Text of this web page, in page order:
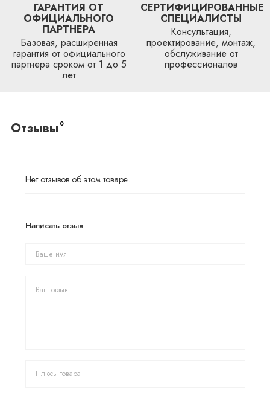
ГАРАНТИЯ ОТ
ОФИЦИАЛЬНОГО
ПАРТНЕРА
Базовая, расширенная
гарантия от официального
партнера сроком от 1 до 5
лет
СЕРТИФИЦИРОВАННЫЕ
СПЕЦИАЛИСТЫ
Консультация,
проектирование, монтаж,
обслуживание от
профессионалов
Отзывы 0
Нет отзывов об этом товаре.
Написать отзыв